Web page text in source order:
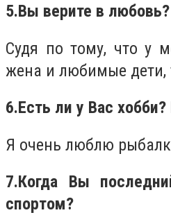
5.Вы верите в любовь?
Судя по тому, что у
жена и любимые дети,
6.Есть ли у Вас хобби?
Я очень люблю
7.Когда Вы
спортом?